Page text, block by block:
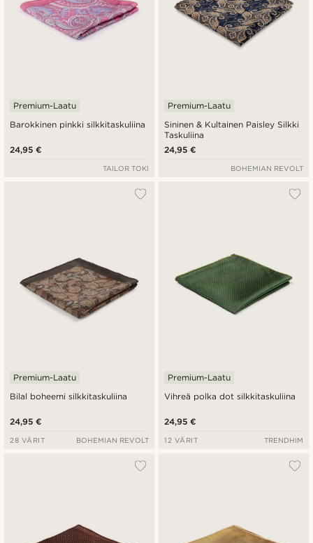
Barokkinen pinkki silkkitaskuliina
Premium-Laatu
24,95 €
TAILOR TOKI
Sininen & Kultainen Paisley Silkki
Taskuliina
Premium-Laatu
24,95 €
BOHEMIAN REVOLT
Bilal boheemi silkkitaskuliina
Premium-Laatu
24,95 €
28 VÄRIT BOHEMIAN REVOLT
Vihreä polka dot silkkitaskuliina
Premium-Laatu
24,95 €
12 VÄRIT TRENDHIM